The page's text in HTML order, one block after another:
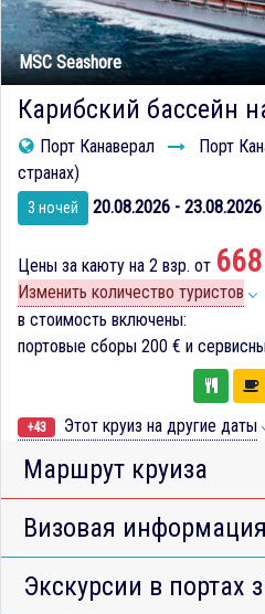
MSC Seashore
Карибский бассейн
Порт Канаверал
Порт
странах)
3 ночей 20.08.2026 - 23.08.2026
Цены за каюту на 2 взр. от
Изменить количество туристов
в стоимость включены:
портовые сборы 200 € и
+43 Этот круиз на другие даты
Маршрут круиза
Визовая информация
Экскурсии в портах